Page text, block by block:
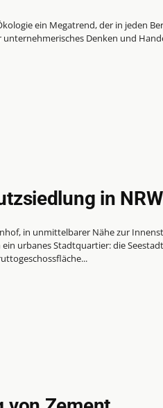
ein Megatrend, der in jeden
Denken und
in NRW
in unmittelbarer Nähe zur
urbanes Stadtquartier: die